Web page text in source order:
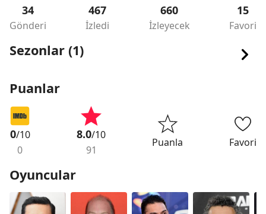
34
Gönderi
467
İzledi
660
İzleyecek
15
Favori
Sezonlar (1)
Puanlar
0/10
0
8.0/10
91
Puanla Favori
Oyuncular